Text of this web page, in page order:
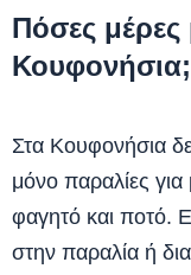
Πόσες
Κουφονήσια;
Στα Κουφονήσια
μόνο παραλίες για
φαγητό και ποτό.
στην παραλία ή